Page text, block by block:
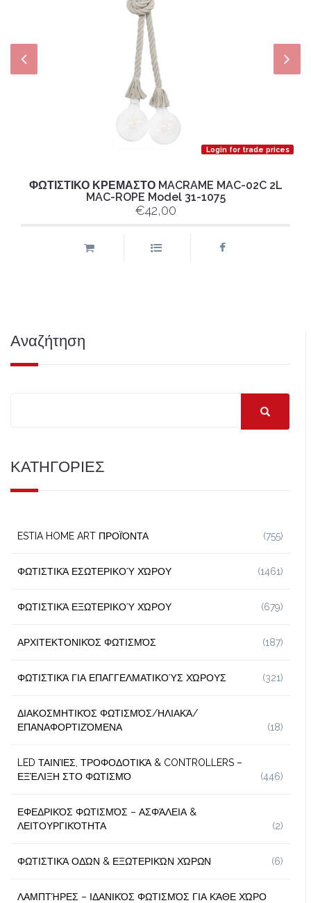
Login for trade prices
ΦΩΤΙΣΤΙΚΟ ΚΡΕΜΑΣΤΟ MACRAME MAC-02C 2L
MAC-ROPE Model 31-1075
€42,00
Αναζήτηση
ΚΑΤΗΓΟΡΙΕΣ
ESTIA HOME ART ΠΡΟΪΌΝΤΑ (755)
ΦΩΤΙΣΤΙΚΆ ΕΣΩΤΕΡΙΚΟΎ ΧΏΡΟΥ (1461)
ΦΩΤΙΣΤΙΚΆ ΕΞΩΤΕΡΙΚΟΎ ΧΏΡΟΥ (679)
ΑΡΧΙΤΕΚΤΟΝΙΚΌΣ ΦΩΤΙΣΜΌΣ (187)
ΦΩΤΙΣΤΙΚΆ ΓΙΑ ΕΠΑΓΓΕΛΜΑΤΙΚΟΎΣ ΧΏΡΟΥΣ (321)
ΔΙΑΚΟΣΜΗΤΙΚΌΣ ΦΩΤΙΣΜΌΣ/ΗΛΙΑΚΆ/
ΕΠΑΝΑΦΟΡΤΙΖΌΜΕΝΑ
(18)
LED ΤΑΙΝΊΕΣ, ΤΡΟΦΟΔΟΤΙΚΆ & CONTROLLERS –
ΕΞΈΛΙΞΗ ΣΤΟ ΦΩΤΙΣΜΌ
(446)
ΕΦΕΔΡΙΚΌΣ ΦΩΤΙΣΜΌΣ – ΑΣΦΆΛΕΙΑ &
ΛΕΙΤΟΥΡΓΙΚΌΤΗΤΑ
(2)
ΦΩΤΙΣΤΙΚΆ ΟΔΏΝ & ΕΞΩΤΕΡΙΚΏΝ ΧΏΡΩΝ (6)
ΛΑΜΠΤΉΡΕΣ – ΙΔΑΝΙΚΌΣ ΦΩΤΙΣΜΌΣ ΓΙΑ ΚΆΘΕ ΧΏΡΟ